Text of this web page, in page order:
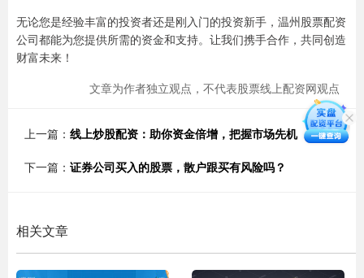
无论您是经验丰富的投资者还是刚入门的投资新手，温州股票配资
公司都能为您提供所需的资金和支持。让我们携手合作，共同创造
财富未来！
文章为作者独立观点，不代表股票线上配资网观点
上一篇： 线上炒股配资：助你资金倍增，把握市场先机
下一篇： 证券公司买入的股票，散户跟买有风险吗？
相关文章